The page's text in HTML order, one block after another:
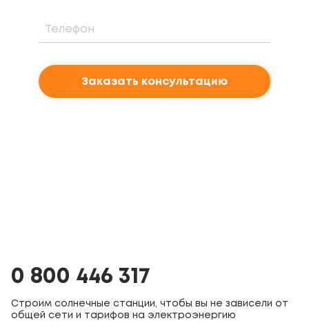
Заказать консультацию
0 800 446 317
Строим солнечные станции, чтобы вы не зависели от
общей сети и тарифов на электроэнергию